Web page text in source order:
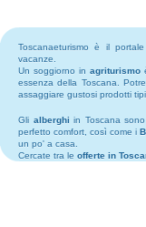
Toscanaeturismo è il
vacanze.
Un soggiorno in agriturismo
essenza della Toscana.
assaggiare gustosi prodotti
Gli alberghi in Toscana
perfetto comfort, così come i
un po' a casa.
Cercate tra le offerte in